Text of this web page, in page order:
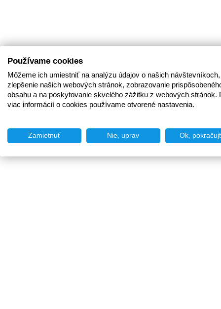
Používame cookies
Môžeme ich umiestniť na analýzu údajov o našich
zlepšenie našich webových stránok, zobrazovanie
obsahu a na poskytovanie skvelého zážitku z webových stránok.
viac informácií o cookies používame otvorené nastavenia.
Zamietnuť Nie, uprav Ok,